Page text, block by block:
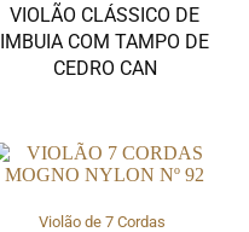
VIOLÃO CLÁSSICO DE
IMBUIA COM TAMPO DE
CEDRO CAN
Violão de 7 Cordas